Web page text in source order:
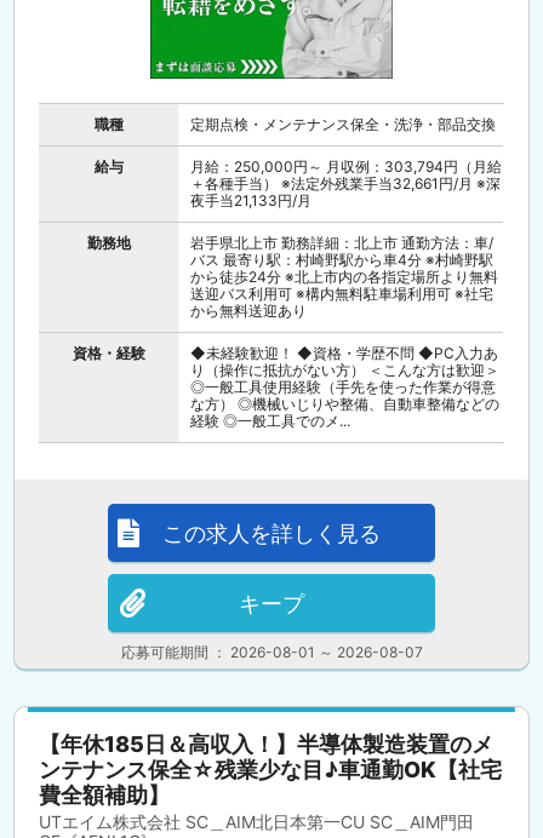
職種 定期点検・メンテナンス保全・洗浄・部品交換
給与
月給：250,000円～ 月収例：303,794円（月給
＋各種手当） ※法定外残業手当32,661円/月 ※深
夜手当21,133円/月
勤務地
岩手県北上市 勤務詳細：北上市 通勤方法：車/
バス 最寄り駅：村崎野駅から車4分 ※村崎野駅
から徒歩24分 ※北上市内の各指定場所より無料
送迎バス利用可 ※構内無料駐車場利用可 ※社宅
から無料送迎あり
資格・経験
◆未経験歓迎！ ◆資格・学歴不問 ◆PC入力あ
り（操作に抵抗がない方） ＜こんな方は歓迎＞
◎一般工具使用経験（手先を使った作業が得意
な方） ◎機械いじりや整備、自動車整備などの
経験 ◎一般工具でのメ...
応募可能期間 ： 2026-08-01 ～ 2026-08-07
この求人を詳しく見る
キープ
【年休185日＆高収入！】半導体製造装置のメ
ンテナンス保全☆残業少な目♪車通勤OK【社宅
費全額補助】
UTエイム株式会社 SC＿AIM北日本第一CU SC＿AIM門田